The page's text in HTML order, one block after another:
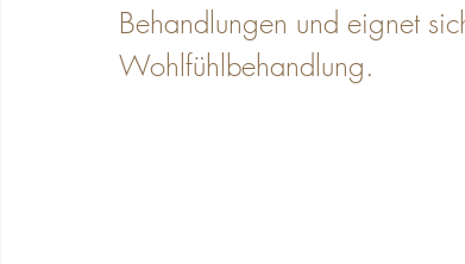
Behandlungen und eignet
Wohlfühlbehandlung.